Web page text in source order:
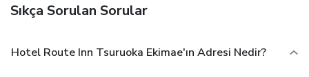
Sıkça Sorulan Sorular
Hotel Route Inn Tsuruoka Ekimae'ın Adresi Nedir?